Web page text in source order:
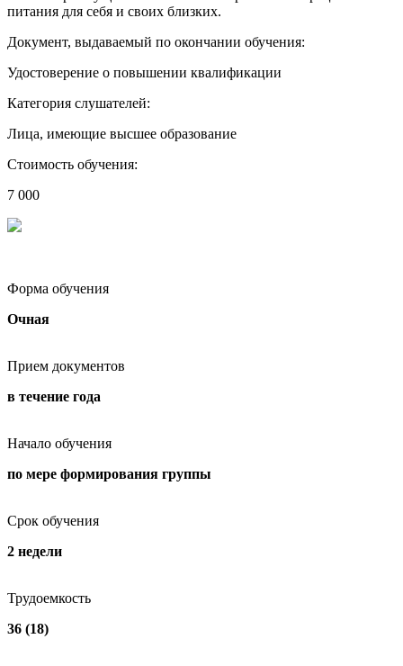
питания для себя и своих близких.
Документ, выдаваемый по окончании обучения:
Удостоверение о повышении квалификации
Категория слушателей:
Лица, имеющие высшее образование
Стоимость обучения:
7 000
Форма обучения
Очная
Прием документов
в течение года
Начало обучения
по мере формирования группы
Срок обучения
2 недели
Трудоемкость
36 (18)